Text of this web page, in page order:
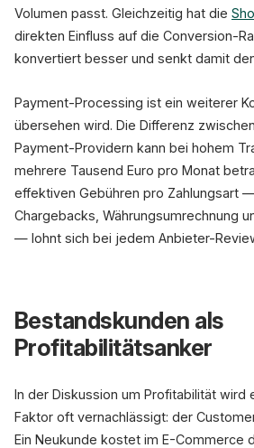
Volumen passt. Gleichzeitig hat die
direkten Einfluss auf die Conversion-
konvertiert besser und senkt damit
Payment-Processing ist ein weiterer
übersehen wird. Die Differenz
Payment-Providern kann bei hohem
mehrere Tausend Euro pro Monat
effektiven Gebühren pro Zahlungsart
Chargebacks, Währungsumrechnung
— lohnt sich bei jedem Anbieter-
Bestandskunden als
Profitabilitätsanker
In der Diskussion um Profitabilität wird
Faktor oft vernachlässigt: der
Ein Neukunde kostet im E-Commerce